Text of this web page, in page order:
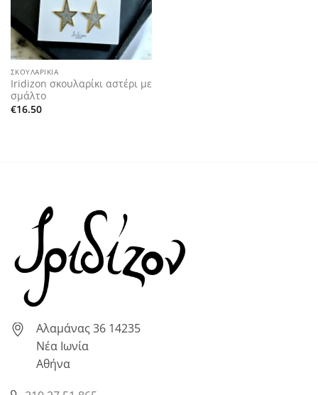
ΣΚΟΥΛΑΡΊΚΙΑ
Iridizon σκουλαρίκι αστέρι με
σμάλτο
€16.50
Αλαμάνας 36 14235
Νέα Ιωνία
Αθήνα